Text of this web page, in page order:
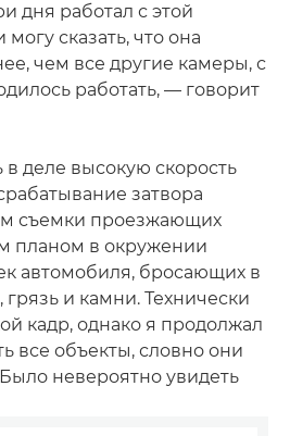
дня работал с этой
сказать, что она
чем все другие камеры, с
работать, — говорит
деле высокую скорость
затвора
съемки проезжающих
планом в окружении
автомобиля, бросающих в
и камни. Технически
кадр, однако я продолжал
все объекты, словно они
невероятно увидеть